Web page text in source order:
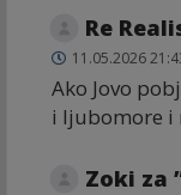
Re
11.05.2026
Ako Jovo
i ljubomore i
Zoki za